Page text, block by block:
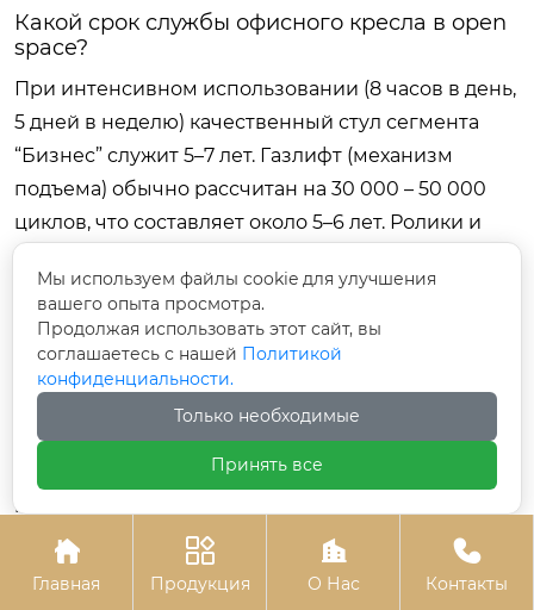
Какой срок службы офисного кресла в open
space?
При интенсивном использовании (8 часов в день,
5 дней в неделю) качественный стул сегмента
“Бизнес” служит 5–7 лет. Газлифт (механизм
подъема) обычно рассчитан на 30 000 – 50 000
циклов, что составляет около 5–6 лет. Ролики и
подлокотники могут потребовать замены раньше,
через 3–4 года, но они являются расходными
материалами и легко меняются.
Можно ли использовать геймерские кресла
в офисе?
Геймерские кресла часто имеют агрессивный
дизайн и хорошую боковую поддержку, но они
эргономическим стандартам. Они часто слишком
широкие, имеют фиксированную или плохо

Главная

Продукция

О Нас

Контакты
Мы используем файлы cookie для улучшения
вашего опыта просмотра.
Продолжая использовать этот сайт, вы
соглашаетесь с нашей Политикой
конфиденциальности.
Только необходимые
Принять все